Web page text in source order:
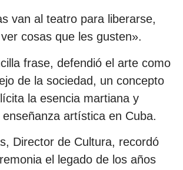
van al teatro para liberarse,
cosas que les gusten».
frase, defendió el arte como
de la sociedad, un concepto
la esencia martiana y
artística en Cuba.
Director de Cultura, recordó
el legado de los años